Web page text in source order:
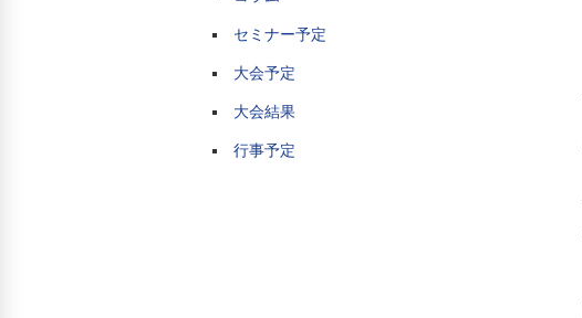
セミナー予定
大会予定
大会結果
行事予定